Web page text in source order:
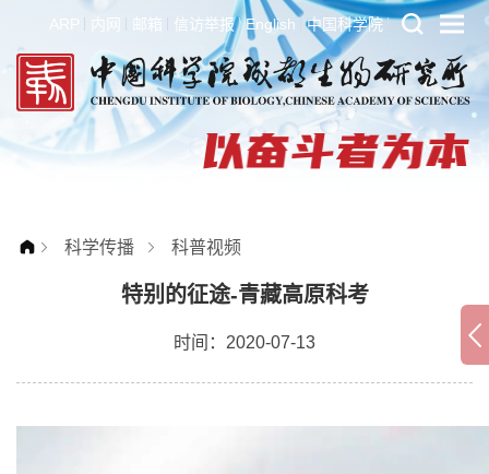
ARP 内网 邮箱 信访举报 English 中国科学院
科学传播 科普视频
特别的征途-青藏高原科考
时间：2020-07-13